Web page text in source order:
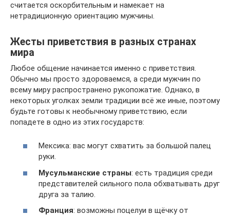
считается оскорбительным и намекает на
нетрадиционную ориентацию мужчины.
Жесты приветствия в разных странах
мира
Любое общение начинается именно с приветствия.
Обычно мы просто здороваемся, а среди мужчин по
всему миру распространено рукопожатие. Однако, в
некоторых уголках земли традиции всё же иные, поэтому
будьте готовы к необычному приветствию, если
попадете в одно из этих государств:
Мексика: вас могут схватить за большой палец
руки.
Мусульманские страны: есть традиция среди
представителей сильного пола обхватывать друг
друга за талию.
Франция: возможны поцелуи в щёчку от